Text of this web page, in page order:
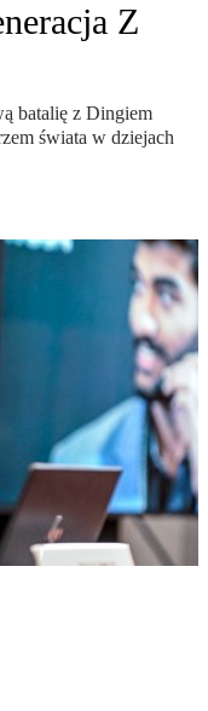
Z
batalię z Dingiem
świata w dziejach